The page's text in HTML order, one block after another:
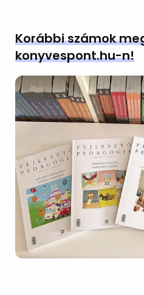
Korábbi számok
konyvespont.hu-n!